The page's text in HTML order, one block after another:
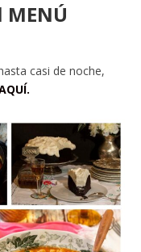
MENÚ
casi de noche,